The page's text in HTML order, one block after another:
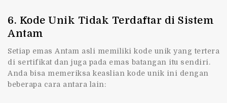
6. Kode Unik Tidak Terdaftar di Sistem
Antam
Setiap emas Antam asli memiliki kode unik yang tertera
di sertifikat dan juga pada emas batangan itu sendiri.
Anda bisa memeriksa keaslian kode unik ini dengan
beberapa cara antara lain: